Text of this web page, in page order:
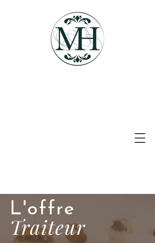
L'offre
Traiteur